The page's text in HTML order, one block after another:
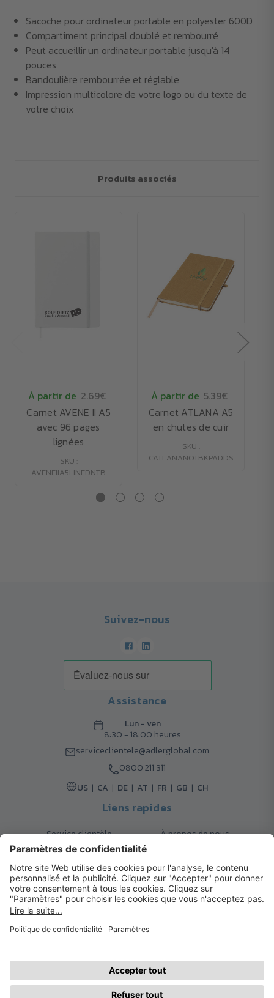
Sacoche pour ordinateur portable en polyester 600D
Compartiment principal doublé et rembourré
Peut accueillir un ordinateur portable jusqu'à 14
pouces
Bandoulière rembourrée et réglable
Impression multicolore de votre logo ou du texte de
votre choix
Produits associés
À partir de 2.69€
Carnet AVENE II A5
avec 96 pages
lignées
SKU :
AVENEIIA5LINEDNTB
À partir de 5.39€
Carnet ATLANA A5
en chutes de cuir
SKU :
CATLANANOTBKPADDS
Suivez-nous
Assistance
Lun - ven
8:30 - 18:00 heures
serviceclientele@adlerglobal.com
0800 211 311
US
CA DE AT FR GB CH
Liens rapides
Service clientèle
À propos de nous
Retours
Contact
FAQ
Garanties
Mode de paiement
Magazine
Mentions légales
© 2026 Cadeaux d’Affaires ADLER
| Politique de Confidentialité
cookies